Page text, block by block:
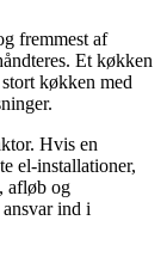
fremmest af
Et køkken
køkken med
Hvis en
el-installationer,
afløb og
ind i